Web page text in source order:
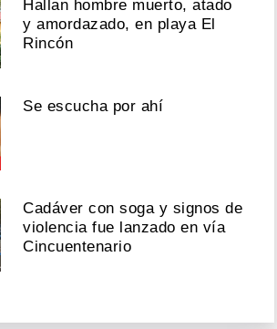
Hallan hombre muerto, atado
y amordazado, en playa El
Rincón
Se escucha por ahí
Cadáver con soga y signos de
violencia fue lanzado en vía
Cincuentenario